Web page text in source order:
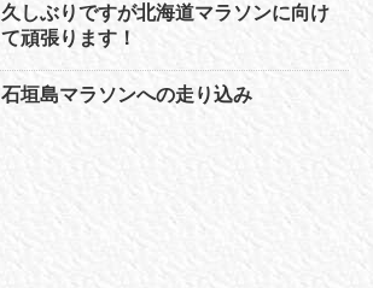
久しぶりですが北海道マラソンに向け
て頑張ります！
石垣島マラソンへの走り込み